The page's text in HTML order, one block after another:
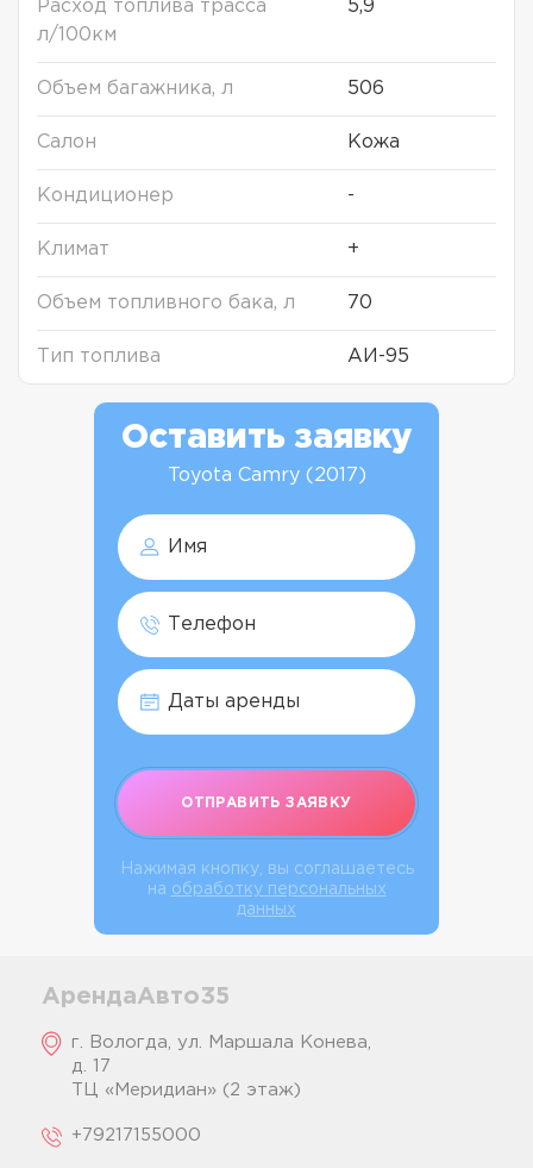
Расход топлива трасса
л/100км
5,9
Объем багажника, л 506
Салон Кожа
Кондиционер -
Климат +
Объем топливного бака, л 70
Тип топлива АИ-95
Оставить заявку
Toyota Camry (2017)
ОТПРАВИТЬ ЗАЯВКУ
Нажимая кнопку, вы соглашаетесь
на обработку персональных
данных
АрендаАвто35
г. Вологда, ул. Маршала Конева,
д. 17
ТЦ «Меридиан» (2 этаж)
+79217155000